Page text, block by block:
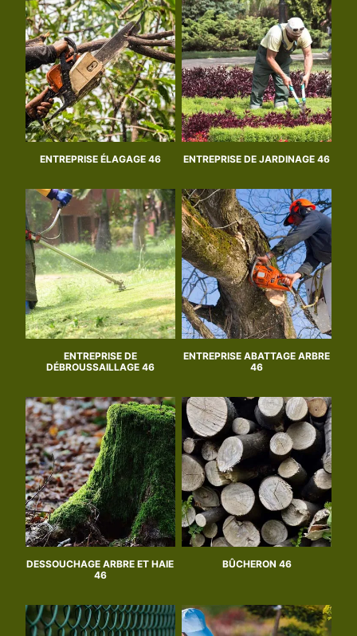
ENTREPRISE ÉLAGAGE 46 ENTREPRISE DE JARDINAGE 46
ENTREPRISE DE
DÉBROUSSAILLAGE 46
ENTREPRISE ABATTAGE ARBRE
46
DESSOUCHAGE ARBRE ET HAIE
46
BÛCHERON 46